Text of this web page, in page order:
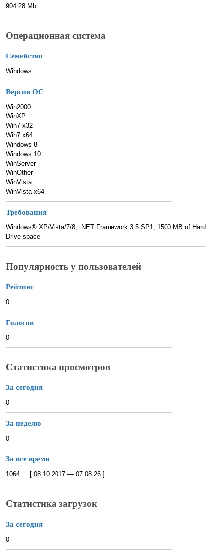
904.28 Mb
Операционная система
Семейство
Windows
Версия ОС
Win2000
WinXP
Win7 x32
Win7 x64
Windows 8
Windows 10
WinServer
WinOther
WinVista
WinVista x64
Требования
Windows® XP/Vista/7/8, .NET Framework 3.5 SP1, 1500 MB of Hard
Drive space
Популярность у пользователей
Рейтинг
0
Голосов
0
Статистика просмотров
За сегодня
0
За неделю
0
За все время
1064 [ 08.10.2017 — 07.08.26 ]
Статистика загрузок
За сегодня
0